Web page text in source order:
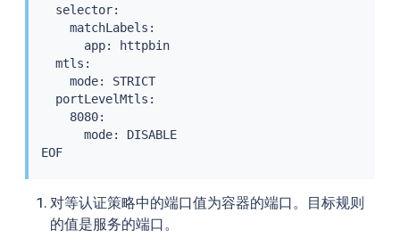
  selector:
    matchLabels:
      app: httpbin
  mtls:
    mode: STRICT
  portLevelMtls:
    8080:
      mode: DISABLE
EOF
对等认证策略中的端口值为容器的端口。目标规则
的值是服务的端口。